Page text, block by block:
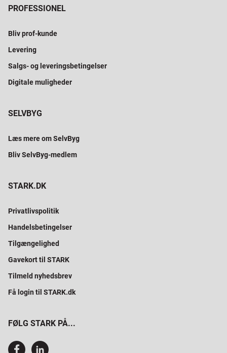
PROFESSIONEL
Bliv prof-kunde
Levering
Salgs- og leveringsbetingelser
Digitale muligheder
SELVBYG
Læs mere om SelvByg
Bliv SelvByg-medlem
STARK.DK
Privatlivspolitik
Handelsbetingelser
Tilgængelighed
Gavekort til STARK
Tilmeld nyhedsbrev
Få login til STARK.dk
FØLG STARK PÅ...